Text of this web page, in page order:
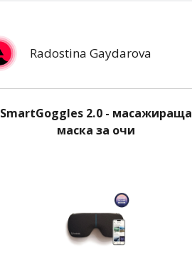
Radostina Gaydarova
SmartGoggles 2.0 - масажираща
маска за очи